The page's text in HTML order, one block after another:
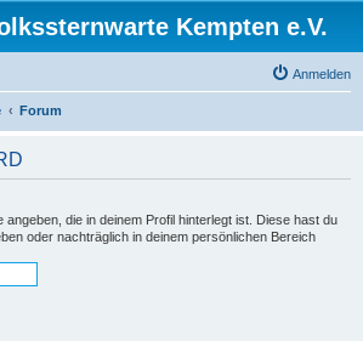
Kempten e.V.
Anmelden
Forum
die in deinem Profil hinterlegt ist. Diese hast du
oder nachträglich in deinem persönlichen Bereich